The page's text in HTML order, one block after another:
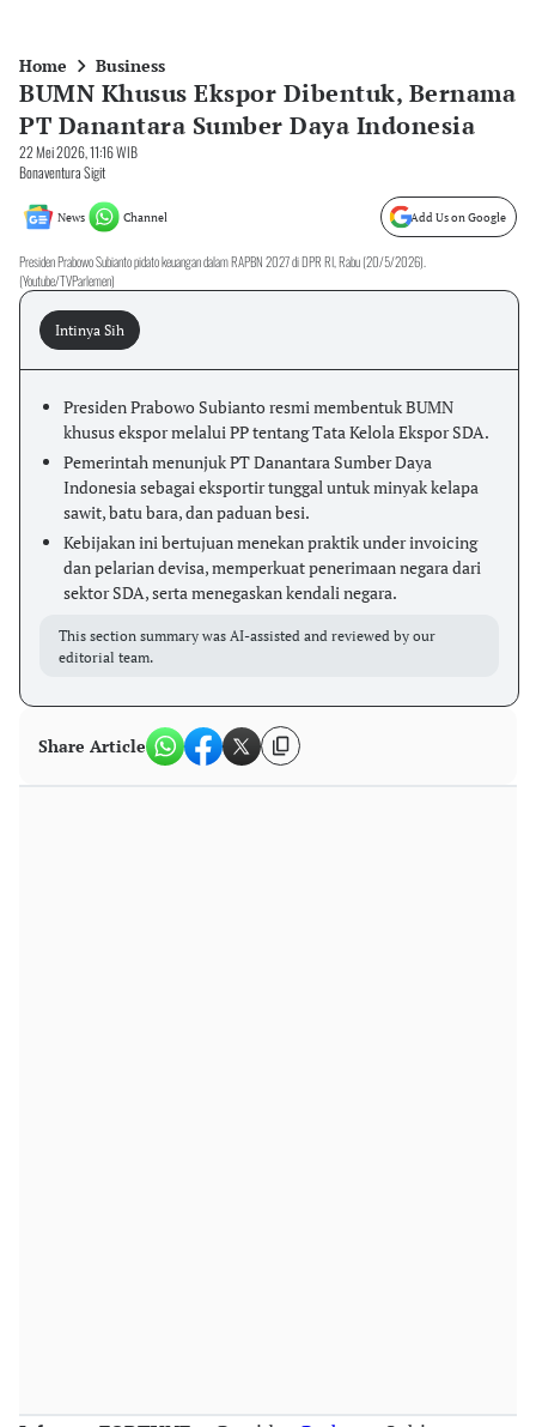
Home Business
BUMN Khusus Ekspor Dibentuk, Bernama
PT Danantara Sumber Daya Indonesia
22 Mei 2026, 11:16 WIB
Bonaventura Sigit
News Channel Add Us on Google
Presiden Prabowo Subianto pidato keuangan dalam RAPBN 2027 di DPR RI, Rabu (20/5/2026).
(Youtube/TVParlemen)
Intinya Sih
Presiden Prabowo Subianto resmi membentuk BUMN
khusus ekspor melalui PP tentang Tata Kelola Ekspor SDA.
Pemerintah menunjuk PT Danantara Sumber Daya
Indonesia sebagai eksportir tunggal untuk minyak kelapa
sawit, batu bara, dan paduan besi.
Kebijakan ini bertujuan menekan praktik under invoicing
dan pelarian devisa, memperkuat penerimaan negara dari
sektor SDA, serta menegaskan kendali negara.
This section summary was AI-assisted and reviewed by our
editorial team.
Share Article